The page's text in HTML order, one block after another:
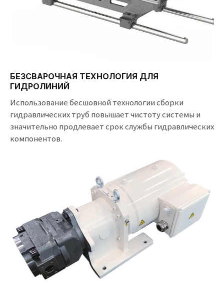
БЕЗСВАРОЧНАЯ ТЕХНОЛОГИЯ ДЛЯ
ГИДРОЛИНИЙ
Использование бесшовной технологии сборки
гидравлических труб повышает чистоту системы и
значительно продлевает срок службы гидравлических
компонентов.